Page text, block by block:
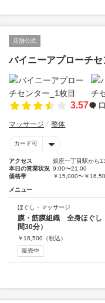
店舗公式
バイニーアプローチセ
3.57
マッサージ 整体
カード可
アクセス
銀座一丁目駅から
本日の営業状況 9:00〜21:00
価格帯
￥15,000〜￥
メニュー
ほぐし・マッサージ
膜・筋膜組織 全身ほぐし
間30分）
￥ 16,500 （税込）
販売中